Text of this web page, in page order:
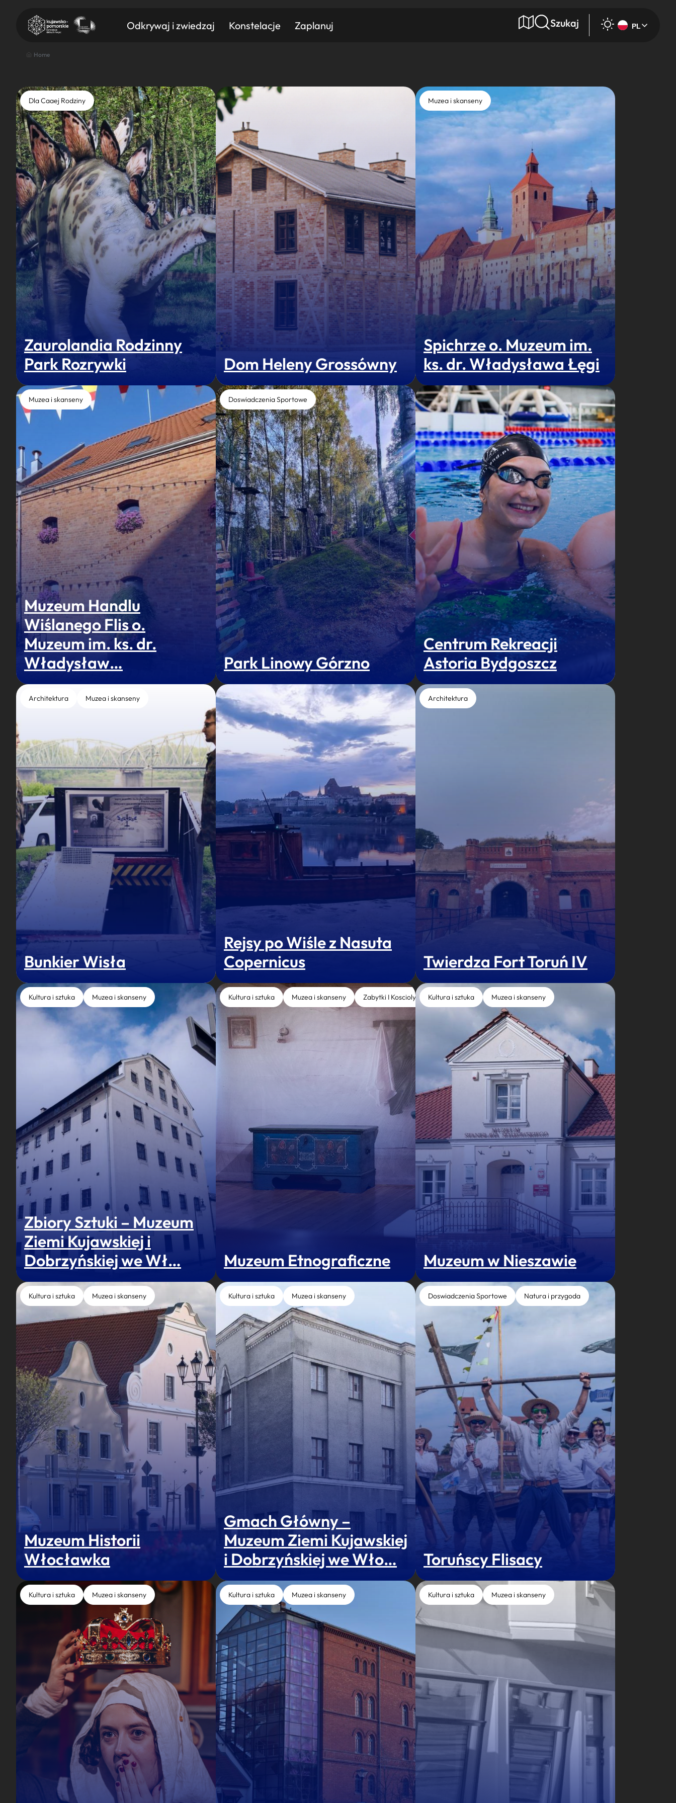
Odkrywaj i zwiedzaj Konstelacje Zaplanuj Szukaj PL
Znajdź atrakcję
Nazwa atrakcji Miasto
Home
Dla Caaej Rodziny
Zaurolandia Rodzinny
Park Rozrywki
Dom Heleny Grossówny
Muzea i skanseny
Spichrze o. Muzeum im.
ks. dr. Władysława Łęgi
Muzea i skanseny
Muzeum Handlu
Wiślanego Flis o.
Muzeum im. ks. dr.
Władysław…
Doswiadczenia Sportowe
Park Linowy Górzno
Centrum Rekreacji
Astoria Bydgoszcz
Architektura Muzea i skanseny
Bunkier Wisła
Rejsy po Wiśle z Nasuta
Copernicus
Architektura
Twierdza Fort Toruń IV
Kultura i sztuka Muzea i skanseny
Zbiory Sztuki – Muzeum
Ziemi Kujawskiej i
Dobrzyńskiej we Wł…
Kultura i sztuka Muzea i skanseny Zabytki I Koscioly
Muzeum Etnograficzne
Kultura i sztuka Muzea i skanseny
Muzeum w Nieszawie
Kultura i sztuka Muzea i skanseny
Muzeum Historii
Włocławka
Kultura i sztuka Muzea i skanseny
Gmach Główny –
Muzeum Ziemi Kujawskiej
i Dobrzyńskiej we Wło…
Doswiadczenia Sportowe Natura i przygoda
Toruńscy Flisacy
Kultura i sztuka Muzea i skanseny Kultura i sztuka Muzea i skanseny Kultura i sztuka Muzea i skanseny